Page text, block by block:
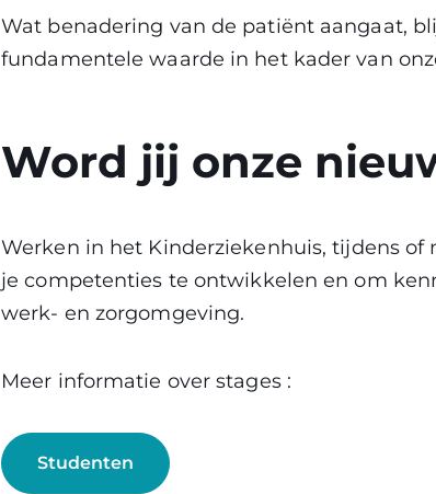
Wat benadering van de patiënt aangaat,
fundamentele waarde in het kader van
Word jij onze
Werken in het Kinderziekenhuis, tijdens of
je competenties te ontwikkelen en om
werk- en zorgomgeving.
Meer informatie over stages :
Studenten